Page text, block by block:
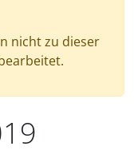
nicht zu dieser